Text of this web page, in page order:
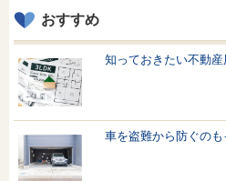
おすすめ
知っておきたい不動
車を盗難から防ぐの